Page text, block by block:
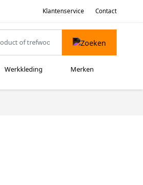
Klantenservice Contact
Werkkleding Merken